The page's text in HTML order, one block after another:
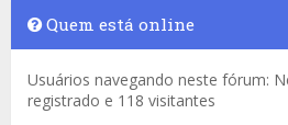
Quem está online
Usuários navegando neste fórum:
registrado e 118 visitantes